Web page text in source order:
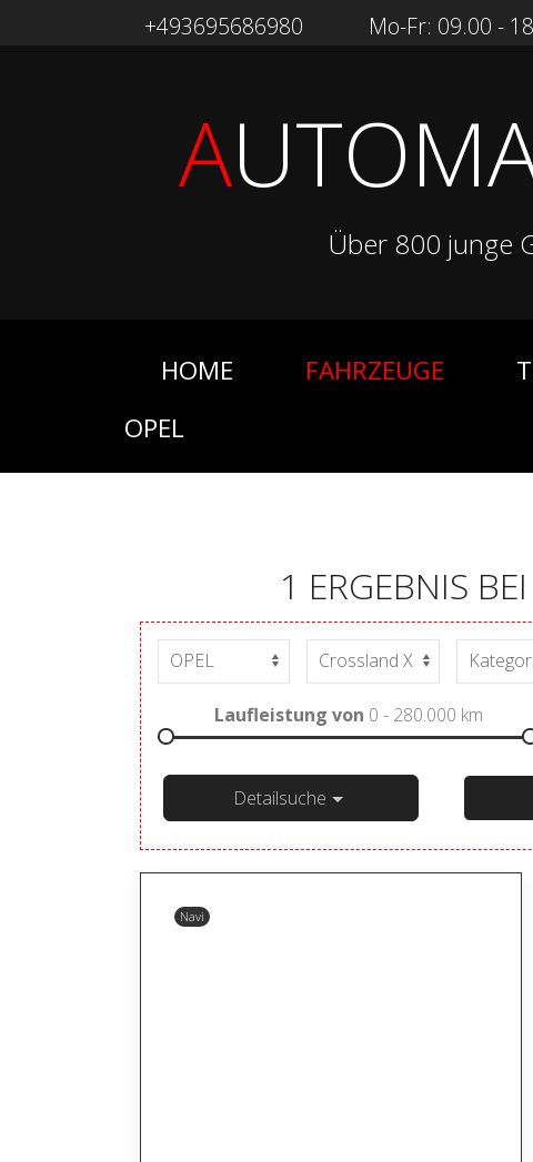
+493695686980 Mo-Fr: 09.00 -
A
Über 800 junge
HOME FAHRZEUGE
OPEL
1 ERGEBNIS
Laufleistung von 0 - 280.000 km
Detailsuche
Navi